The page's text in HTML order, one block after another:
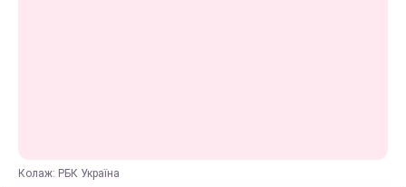
Колаж: РБК Україна